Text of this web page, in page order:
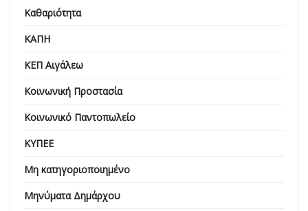
Καθαριότητα
ΚΑΠΗ
ΚΕΠ Αιγάλεω
Κοινωνική Προστασία
Κοινωνικό Παντοπωλείο
ΚΥΠΕΕ
Μη κατηγοριοποιημένο
Μηνύματα Δημάρχου